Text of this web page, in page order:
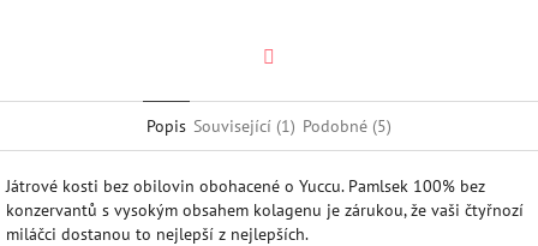
Popis Související (1) Podobné (5)
Játrové kosti bez obilovin obohacené o Yuccu. Pamlsek 100% bez
konzervantů s vysokým obsahem kolagenu je zárukou, že vaši čtyřnozí
miláčci dostanou to nejlepší z nejlepších.